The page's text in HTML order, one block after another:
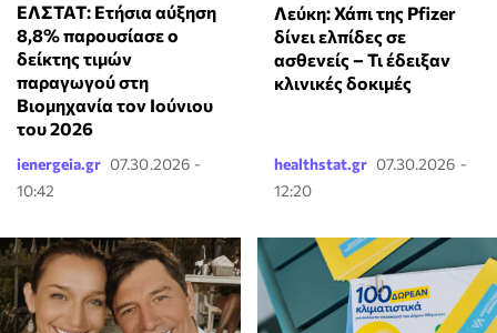
ΕΛΣΤΑΤ: Ετήσια αύξηση
8,8% παρουσίασε ο
δείκτης τιμών
παραγωγού στη
Βιομηχανία τον Ιούνιου
του 2026
ienergeia.gr 07.30.2026 -
10:42
Λεύκη: Χάπι της Pfizer
δίνει ελπίδες σε
ασθενείς – Τι έδειξαν
κλινικές δοκιμές
healthstat.gr 07.30.2026 -
12:20